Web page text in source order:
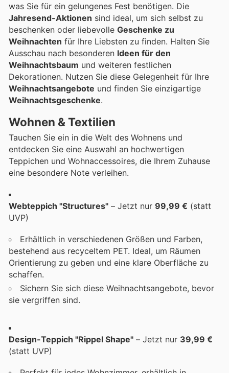
was Sie für ein gelungenes Fest benötigen. Die
Jahresend-Aktionen sind ideal, um sich selbst zu
beschenken oder liebevolle Geschenke zu
Weihnachten für Ihre Liebsten zu finden. Halten Sie
Ausschau nach besonderen Ideen für den
Weihnachtsbaum und weiteren festlichen
Dekorationen. Nutzen Sie diese Gelegenheit für Ihre
Weihnachtsangebote und finden Sie einzigartige
Weihnachtsgeschenke.
Wohnen & Textilien
Tauchen Sie ein in die Welt des Wohnens und
entdecken Sie eine Auswahl an hochwertigen
Teppichen und Wohnaccessoires, die Ihrem Zuhause
eine besondere Note verleihen.
Webteppich "Structures" – Jetzt nur 99,99 € (statt
UVP)
Erhältlich in verschiedenen Größen und Farben,
bestehend aus recyceltem PET. Ideal, um Räumen
Orientierung zu geben und eine klare Oberfläche zu
schaffen.
Sichern Sie sich diese Weihnachtsangebote, bevor
sie vergriffen sind.
Design-Teppich "Rippel Shape" – Jetzt nur 39,99 €
(statt UVP)